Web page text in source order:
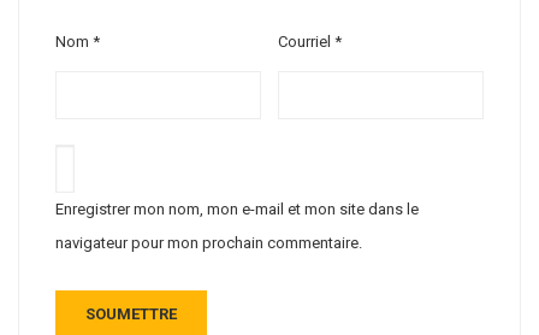
Nom * Courriel*
Enregistrer mon nom, mon e-mail et mon site dans le
navigateur pour mon prochain commentaire.